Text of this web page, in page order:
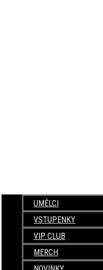
UMĚLCI
VSTUPENKY
VIP CLUB
MERCH